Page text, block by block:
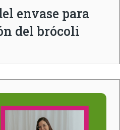
envase para
del brócoli